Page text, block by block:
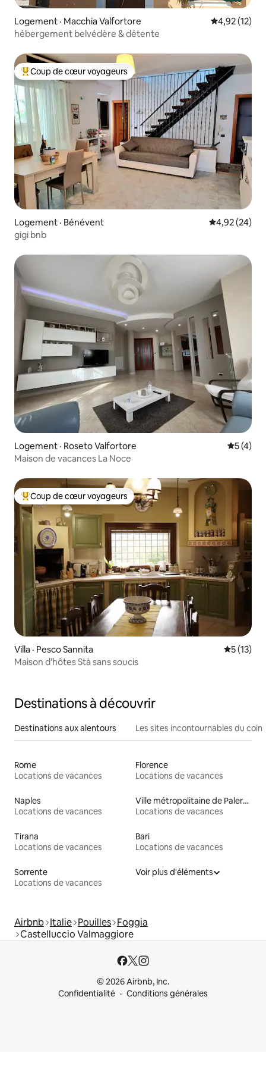
Logement · Macchia Valfortore Note
4,92 (12)
hébergement belvédère & détente
Coup de cœur voyageurs parmi les plus aimés
Coup de cœur voyageurs
Logement · Bénévent Note
4,92 (24)
gigi bnb
Logement · Roseto Valfortore Note
5 (4)
Maison de vacances La Noce
Coup de cœur voyageurs parmi les plus aimés
Coup de cœur voyageurs
Villa · Pesco Sannita Note
5 (13)
Maison d’hôtes Stà sans soucis
Destinations à découvrir
Destinations aux alentours Les sites incontournables du coin
Rome
Locations de vacances
Florence
Locations de vacances
Naples
Locations de vacances
Ville métropolitaine de Palerme
Locations de vacances
Tirana
Locations de vacances
Bari
Locations de vacances
Sorrente
Locations de vacances
Voir plus d'éléments
Airbnb Italie Pouilles Foggia
Castelluccio Valmaggiore
© 2026 Airbnb, Inc.
Confidentialité
Conditions générales